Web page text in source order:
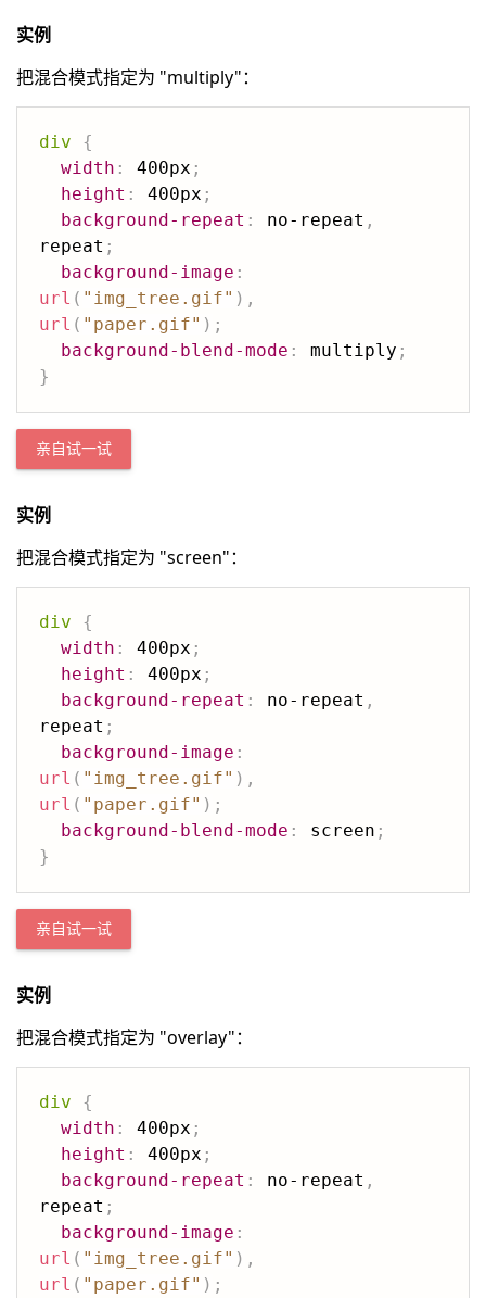
实例
把混合模式指定为 "multiply"：
div
{
width : 400px ;
height : 400px ;
background-repeat : no-repeat ,
repeat ;
background-image :
url ( "img_tree.gif" ) ,
url ( "paper.gif" ) ;
background-blend-mode : multiply ;
}
亲自试一试
实例
把混合模式指定为 "screen"：
div
{
width : 400px ;
height : 400px ;
background-repeat : no-repeat ,
repeat ;
background-image :
url ( "img_tree.gif" ) ,
url ( "paper.gif" ) ;
background-blend-mode : screen ;
}
亲自试一试
实例
把混合模式指定为 "overlay"：
div
{
width : 400px ;
height : 400px ;
background-repeat : no-repeat ,
repeat ;
background-image :
url ( "img_tree.gif" ) ,
url ( "paper.gif" ) ;